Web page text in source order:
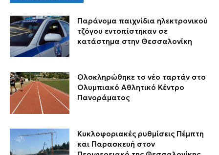
Παράνομα παιχνίδια ηλεκτρονικού
τζόγου εντοπίστηκαν σε
κατάστημα στην Θεσσαλονίκη
Ολοκληρώθηκε το νέο ταρτάν στο
Ολυμπιακό Αθλητικό Κέντρο
Πανοράματος
Κυκλοφοριακές ρυθμίσεις Πέμπτη
και Παρασκευή στον